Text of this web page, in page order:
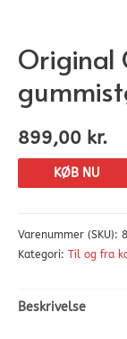
Original
899,00 kr.
KØB NU
Varenummer (SKU):
Kategori: Til og fra
Beskrivelse